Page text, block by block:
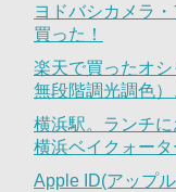
ヨドバシカメラ
買った！
楽天で買ったオ
無段階調光調色
横浜駅。ランチ
横浜ベイクォー
Apple ID(アップ